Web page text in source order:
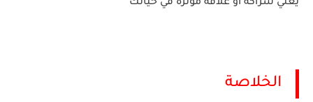
يعني شراكة أو علاقة مؤثرة في حياتك
الخلاصة